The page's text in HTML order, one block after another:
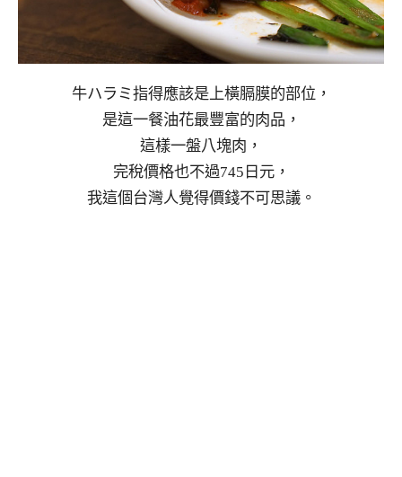
牛ハラミ指得應該是上橫膈膜的部位，
是這一餐油花最豐富的肉品，
這樣一盤八塊肉，
完稅價格也不過745日元，
我這個台灣人覺得價錢不可思議。